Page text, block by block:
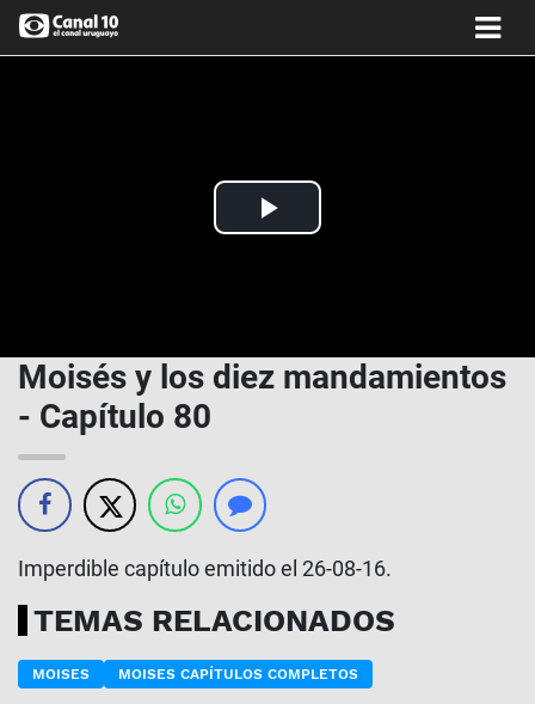
Play
Moisés y los diez mandamientos
- Capítulo 80
Imperdible capítulo emitido el 26-08-16.
TEMAS RELACIONADOS
MOISES MOISES CAPÍTULOS COMPLETOS